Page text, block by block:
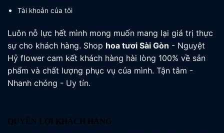
Tài khoản của tôi
Luôn nỗ lực hết mình mong muốn mang lại giá trị thực
sự cho khách hàng. Shop hoa tươi Sài Gòn - Nguyệt
Hỷ flower cam kết khách hàng hài lòng 100% về sản
phẩm và chất lượng phục vụ của mình. Tận tâm -
Nhanh chóng - Uy tín.
QUYỀN LỢI KHÁCH HÀNG